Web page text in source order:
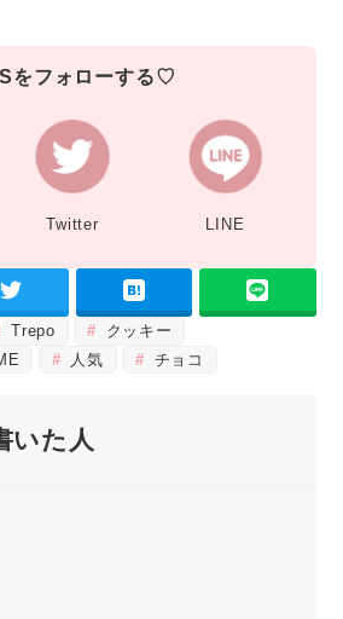
をフォローする♡
Twitter LINE
Trepo
クッキー
人気 チョコ
いた人